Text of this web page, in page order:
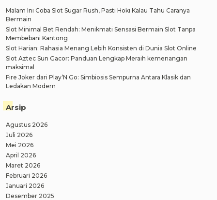
Malam Ini Coba Slot Sugar Rush, Pasti Hoki Kalau Tahu Caranya
Bermain
Slot Minimal Bet Rendah: Menikmati Sensasi Bermain Slot Tanpa
Membebani Kantong
Slot Harian: Rahasia Menang Lebih Konsisten di Dunia Slot Online
Slot Aztec Sun Gacor: Panduan Lengkap Meraih kemenangan
maksimal
Fire Joker dari Play’N Go: Simbiosis Sempurna Antara Klasik dan
Ledakan Modern
Arsip
Agustus 2026
Juli 2026
Mei 2026
April 2026
Maret 2026
Februari 2026
Januari 2026
Desember 2025